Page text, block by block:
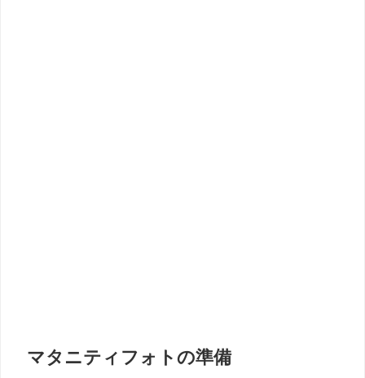
マタニティフォトの準備